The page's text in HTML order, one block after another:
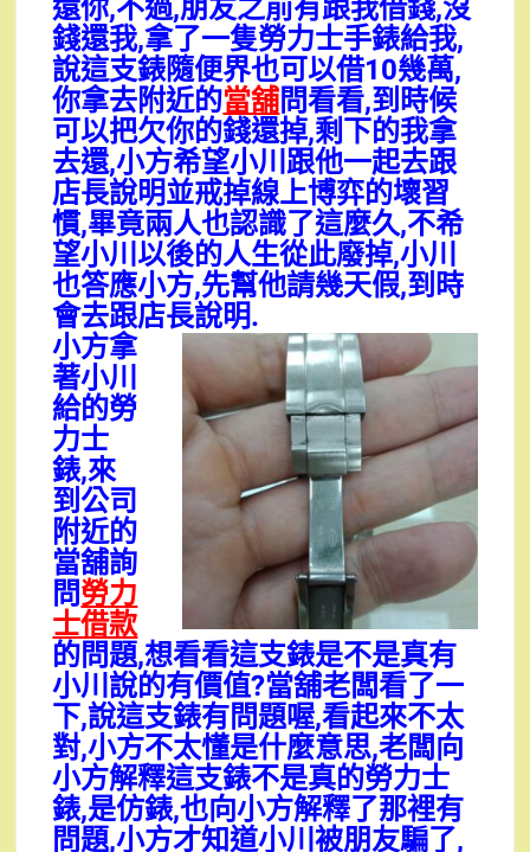
還你,不過,朋友之前有跟我借錢,沒
錢還我,拿了一隻勞力士手錶給我,
說這支錶隨便界也可以借10幾萬,
你拿去附近的當舖問看看,到時候
可以把欠你的錢還掉,剩下的我拿
去還,小方希望小川跟他一起去跟
店長說明並戒掉線上博弈的壞習
慣,畢竟兩人也認識了這麼久,不希
望小川以後的人生從此廢掉,小川
也答應小方,先幫他請幾天假,到時
會去跟店長說明.
小方拿
著小川
給的勞
力士
錶,來
到公司
附近的
當舖詢
問勞力
士借款
的問題,想看看這支錶是不是真有
小川說的有價值?當舖老闆看了一
下,說這支錶有問題喔,看起來不太
對,小方不太懂是什麼意思,老闆向
小方解釋這支錶不是真的勞力士
錶,是仿錶,也向小方解釋了那裡有
問題,小方才知道小川被朋友騙了,